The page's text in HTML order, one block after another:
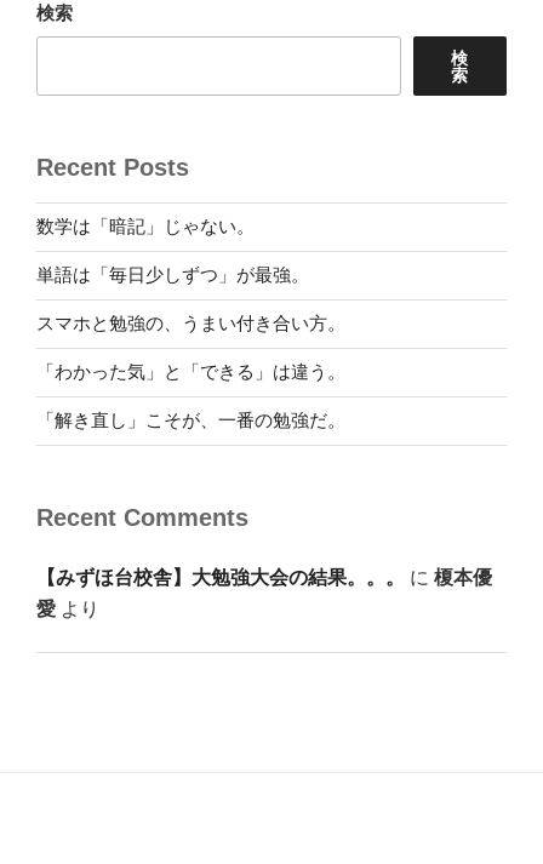
ン
検索
検
索
Recent Posts
数学は「暗記」じゃない。
単語は「毎日少しずつ」が最強。
スマホと勉強の、うまい付き合い方。
「わかった気」と「できる」は違う。
「解き直し」こそが、一番の勉強だ。
Recent Comments
【みずほ台校舎】大勉強大会の結果。。。 に 榎本優
愛 より